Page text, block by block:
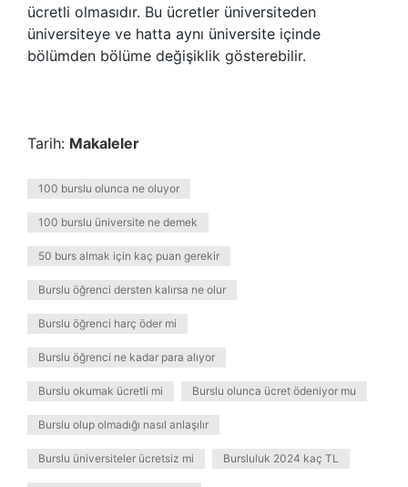
ücretli olmasıdır. Bu ücretler üniversiteden
üniversiteye ve hatta aynı üniversite içinde
bölümden bölüme değişiklik gösterebilir.
Tarih: Makaleler
100 burslu olunca ne oluyor
100 burslu üniversite ne demek
50 burs almak için kaç puan gerekir
Burslu öğrenci dersten kalırsa ne olur
Burslu öğrenci harç öder mi
Burslu öğrenci ne kadar para alıyor
Burslu okumak ücretli mi Burslu olunca ücret ödeniyor mu
Burslu olup olmadığı nasıl anlaşılır
Burslu üniversiteler ücretsiz mi Bursluluk 2024 kaç TL